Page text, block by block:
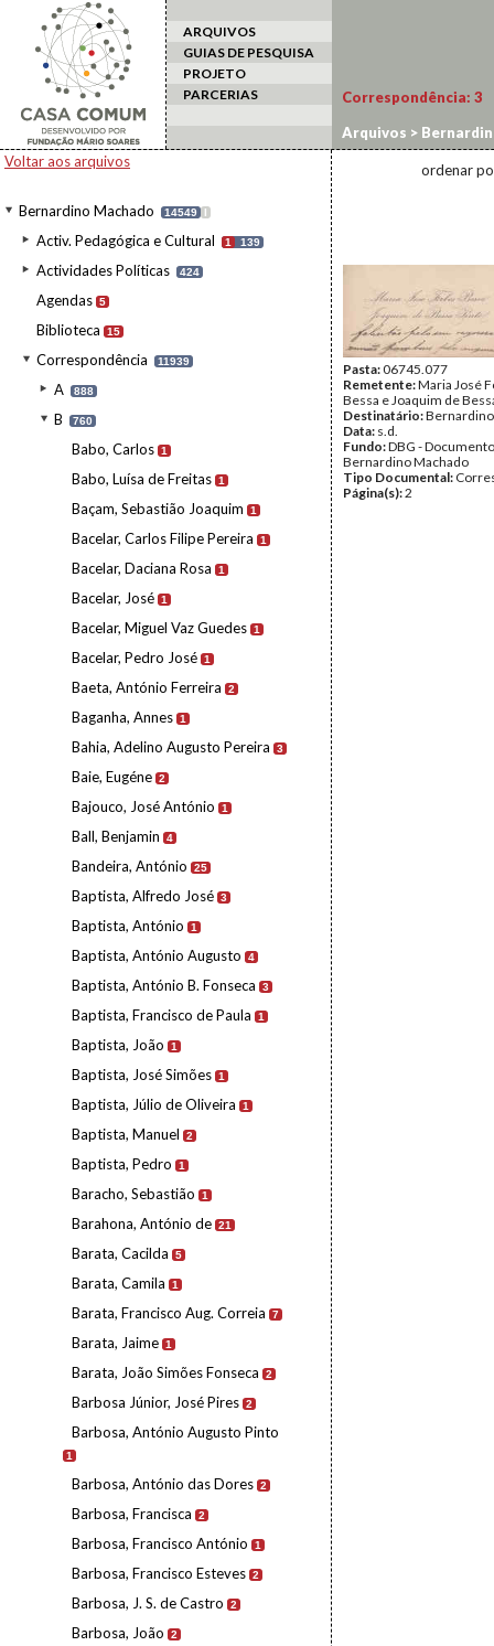
ARQUIVOS
GUIAS DE PESQUISA
PROJETO
PARCERIAS
Voltar aos arquivos
Bernardino Machado 14549 I
Activ. Pedagógica e Cultural 1 139
Actividades Políticas 424
Agendas 5
Biblioteca 15
Correspondência 11939
A 888
B 760
Babo, Carlos 1
Babo, Luísa de Freitas 1
Baçam, Sebastião Joaquim 1
Bacelar, Carlos Filipe Pereira 1
Bacelar, Daciana Rosa 1
Bacelar, José 1
Bacelar, Miguel Vaz Guedes 1
Bacelar, Pedro José 1
Baeta, António Ferreira 2
Baganha, Annes 1
Bahia, Adelino Augusto Pereira 3
Baie, Eugéne 2
Bajouco, José António 1
Ball, Benjamin 4
Bandeira, António 25
Baptista, Alfredo José 3
Baptista, António 1
Baptista, António Augusto 4
Baptista, António B. Fonseca 3
Baptista, Francisco de Paula 1
Baptista, João 1
Baptista, José Simões 1
Baptista, Júlio de Oliveira 1
Baptista, Manuel 2
Baptista, Pedro 1
Baracho, Sebastião 1
Barahona, António de 21
Barata, Cacilda 5
Barata, Camila 1
Barata, Francisco Aug. Correia 7
Barata, Jaime 1
Barata, João Simões Fonseca 2
Barbosa Júnior, José Pires 2
Barbosa, António Augusto Pinto
1
Barbosa, António das Dores 2
Barbosa, Francisca 2
Barbosa, Francisco António 1
Barbosa, Francisco Esteves 2
Barbosa, J. S. de Castro 2
Barbosa, João 2
Correspondência: 3
Arquivos >
ordenar
Pasta:06745.077
Remetente:Maria José
Bessa e Joaquim de
Destinatário:
Data: s.d.
Fundo:DBG -
Bernardino Machado
Tipo Documental:
Página(s):2